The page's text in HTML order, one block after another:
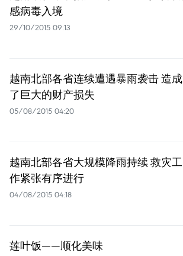
感病毒入境
29/10/2015 09:13
越南北部各省连续遭遇暴雨袭击 造成
了巨大的财产损失
05/08/2015 04:20
越南北部各省大规模降雨持续 救灾工
作紧张有序进行
04/08/2015 04:18
莲叶饭——顺化美味